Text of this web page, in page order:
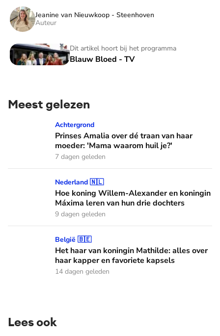
Jeanine van Nieuwkoop - Steenhoven
Auteur
Dit artikel hoort bij het programma
Blauw Bloed - TV
Blauw Bloed - TV
Meest gelezen
Prinses Amalia over dé traan van haar moeder: 'Mama
Achtergrond
Prinses Amalia over dé traan van haar
moeder: 'Mama waarom huil je?'
7 dagen geleden
Hoe koning Willem-Alexander en koningin Máxima leren
Nederland 🇳🇱
Hoe koning Willem-Alexander en koningin
Máxima leren van hun drie dochters
9 dagen geleden
Het haar van koningin Mathilde: alles over haar kapper en
België 🇧🇪
Het haar van koningin Mathilde: alles over
haar kapper en favoriete kapsels
14 dagen geleden
Lees ook